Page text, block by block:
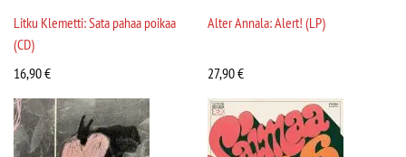
Litku Klemetti: Sata pahaa poikaa
(CD)
16,90€
Alter Annala: Alert! (LP)
27,90€